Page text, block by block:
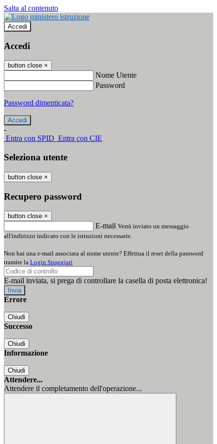
Salta al contenuto
Accedi
Accedi
button close ×
Nome Utente
Password
Password dimenticata?
-
Entra con SPID Entra con CIE
Seleziona utente
button close ×
Recupero password
button close ×
E-mail Verrà inviato un messaggio
all'indirizzo indicato con le istruzioni necessarie.
Non hai una e-mail associata al nome utente? Effettua il reset della password
tramite la Login Spaggiari
E-mail inviata, si prega di controllare la casella di posta elettronica!
Errore
Chiudi
Successo
Chiudi
Informazione
Chiudi
Attendere...
Attendere il completamento dell'operazione...